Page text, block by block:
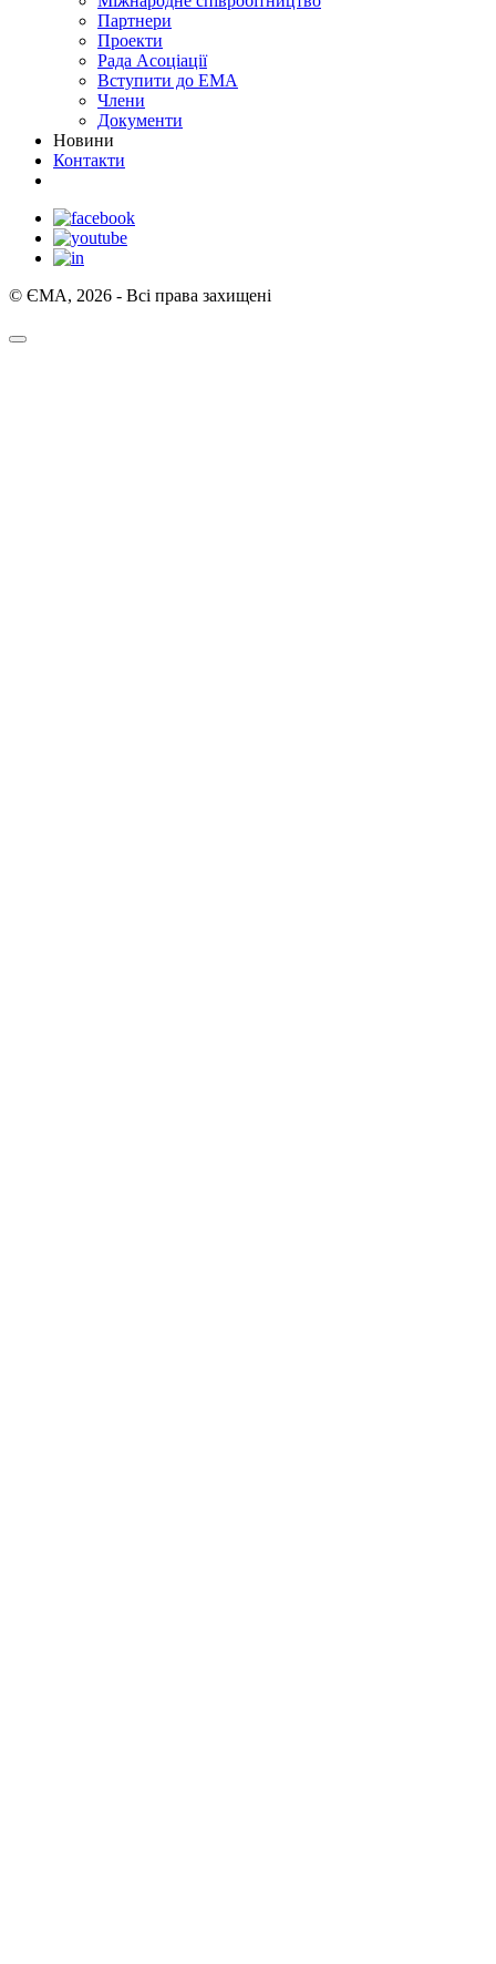
Партнери
Проекти
Рада Асоціації
Вступити до ЕМА
Члени
Документи
Новини
Контакти
© ЄМА, 2026 - Всі права захищені